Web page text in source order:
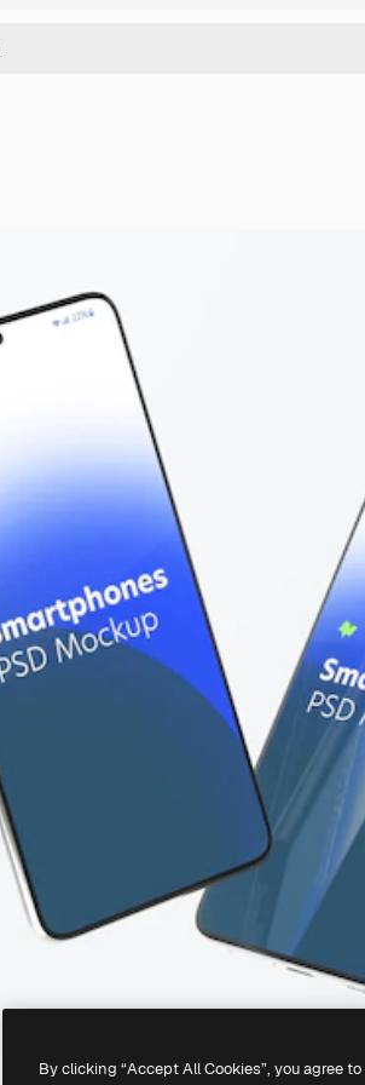
By clicking “Accept All Cookies”, you agree